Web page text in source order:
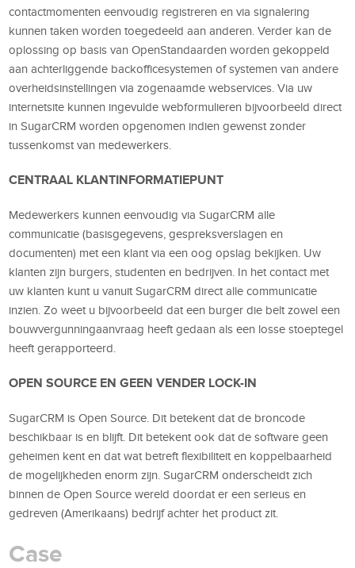
contactmomenten eenvoudig registreren en via signalering
kunnen taken worden toegedeeld aan anderen. Verder kan de
oplossing op basis van OpenStandaarden worden gekoppeld
aan achterliggende backofficesystemen of systemen van andere
overheidsinstellingen via zogenaamde webservices. Via uw
internetsite kunnen ingevulde webformulieren bijvoorbeeld direct
in SugarCRM worden opgenomen indien gewenst zonder
tussenkomst van medewerkers.
CENTRAAL KLANTINFORMATIEPUNT
Medewerkers kunnen eenvoudig via SugarCRM alle
communicatie (basisgegevens, gespreksverslagen en
documenten) met een klant via een oog opslag bekijken. Uw
klanten zijn burgers, studenten en bedrijven. In het contact met
uw klanten kunt u vanuit SugarCRM direct alle communicatie
inzien. Zo weet u bijvoorbeeld dat een burger die belt zowel een
bouwvergunningaanvraag heeft gedaan als een losse stoeptegel
heeft gerapporteerd.
OPEN SOURCE EN GEEN VENDER LOCK-IN
SugarCRM is Open Source. Dit betekent dat de broncode
beschikbaar is en blijft. Dit betekent ook dat de software geen
geheimen kent en dat wat betreft flexibiliteit en koppelbaarheid
de mogelijkheden enorm zijn. SugarCRM onderscheidt zich
binnen de Open Source wereld doordat er een serieus en
gedreven (Amerikaans) bedrijf achter het product zit.
Case